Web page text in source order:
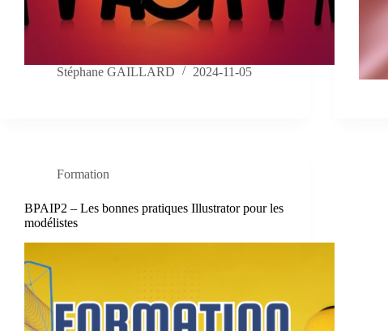
Stéphane GAILLARD 2024-11-05
Formation
BPAIP2 – Les bonnes pratiques Illustrator pour les
modélistes